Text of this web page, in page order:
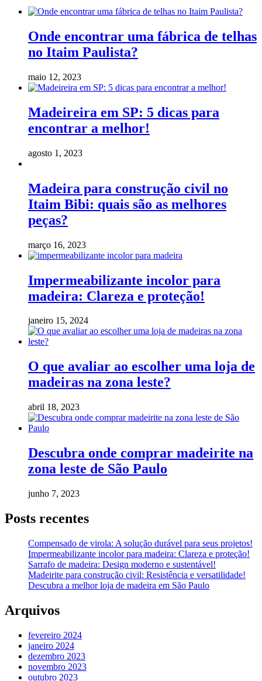
Onde encontrar uma fábrica de telhas
no Itaim Paulista?
maio 12, 2023
Madeireira em SP: 5 dicas para
encontrar a melhor!
agosto 1, 2023
Madeira para construção civil no
Itaim Bibi: quais são as melhores
peças?
março 16, 2023
Impermeabilizante incolor para
madeira: Clareza e proteção!
janeiro 15, 2024
O que avaliar ao escolher uma loja de
madeiras na zona leste?
abril 18, 2023
Descubra onde comprar madeirite na
zona leste de São Paulo
junho 7, 2023
Posts recentes
Compensado de virola: A solução durável para seus projetos!
Impermeabilizante incolor para madeira: Clareza e proteção!
Sarrafo de madeira: Design moderno e sustentável!
Madeirite para construção civil: Resistência e versatilidade!
Descubra a melhor loja de madeira em São Paulo
Arquivos
fevereiro 2024
janeiro 2024
dezembro 2023
novembro 2023
outubro 2023